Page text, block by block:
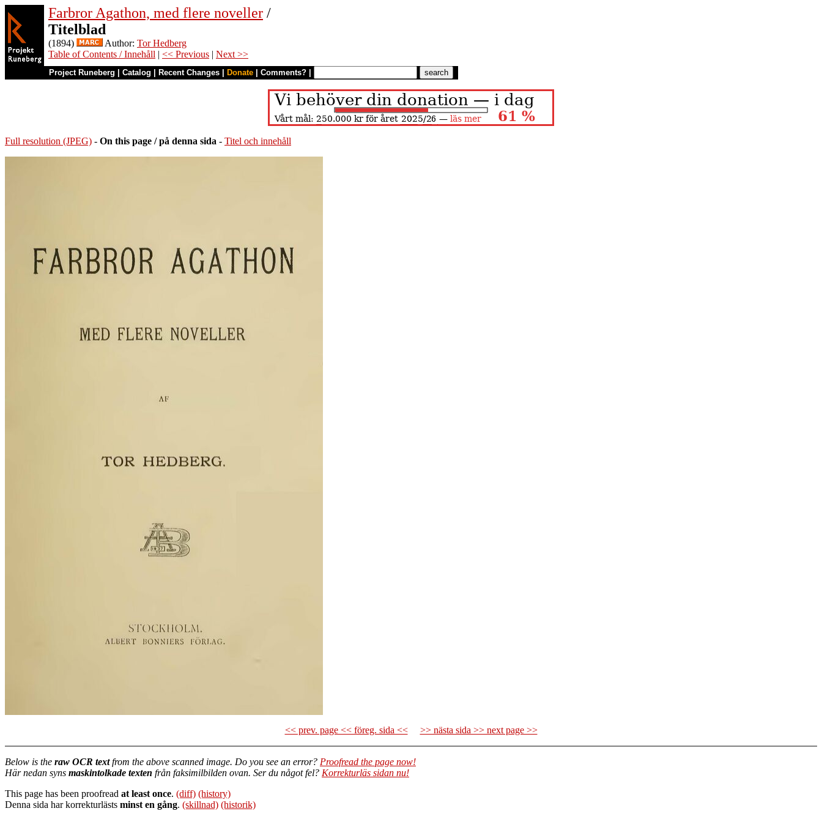
Farbror Agathon, med flere noveller /
Titelblad
(1894) Author: Tor Hedberg
Table of Contents / Innehåll | << Previous | Next >>
Project Runeberg Catalog Recent Changes Donate Comments?
Full resolution (JPEG) - On this page / på denna sida - Titel och innehåll
<< prev. page << föreg. sida << >> nästa sida >> next page >>
Below is the raw OCR textfrom the above scanned image. Do you see an error? Proofread the page now!
Här nedan syns maskintolkade texten från faksimilbilden ovan. Ser du något fel? Korrekturläs sidan nu!
This page has been proofread at least once. (diff) (history)
Denna sida har korrekturlästs minst en gång. (skillnad) (historik)